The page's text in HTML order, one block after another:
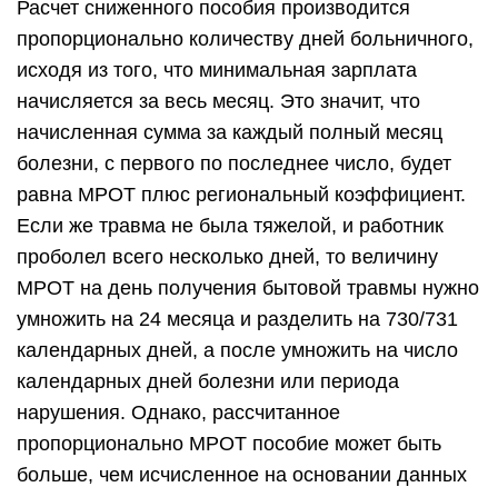
Расчет сниженного пособия производится
пропорционально количеству дней больничного,
исходя из того, что минимальная зарплата
начисляется за весь месяц. Это значит, что
начисленная сумма за каждый полный месяц
болезни, с первого по последнее число, будет
равна МРОТ плюс региональный коэффициент.
Если же травма не была тяжелой, и работник
проболел всего несколько дней, то величину
МРОТ на день получения бытовой травмы нужно
умножить на 24 месяца и разделить на 730/731
календарных дней, а после умножить на число
календарных дней болезни или периода
нарушения. Однако, рассчитанное
пропорционально МРОТ пособие может быть
больше, чем исчисленное на основании данных